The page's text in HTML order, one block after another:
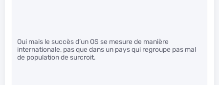
Oui mais le succès d’un OS se mesure de manière
internationale, pas que dans un pays qui regroupe pas mal
de population de surcroit.